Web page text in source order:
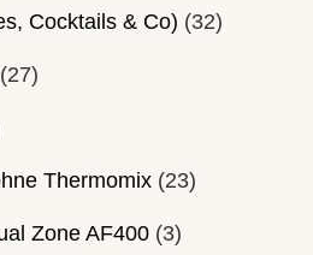
Cocktails & Co) (32)
(27)
Thermomix (23)
Zone AF400 (3)